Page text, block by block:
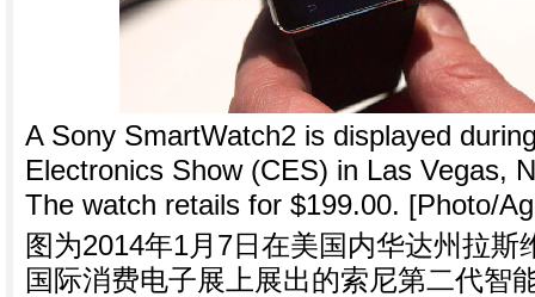
A Sony SmartWatch2 is displayed
Electronics Show (CES) in Las Vegas,
The watch retails for $199.00. [Photo/
图为2014年1月7日在美国内华达州拉斯
国际消费电子展上展出的索尼第二代智